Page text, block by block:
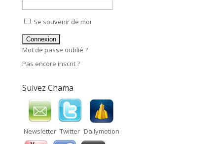
Se souvenir de moi
Mot de passe oublié ?
Pas encore inscrit ?
Suivez Chama
Newsletter Twitter Dailymotion